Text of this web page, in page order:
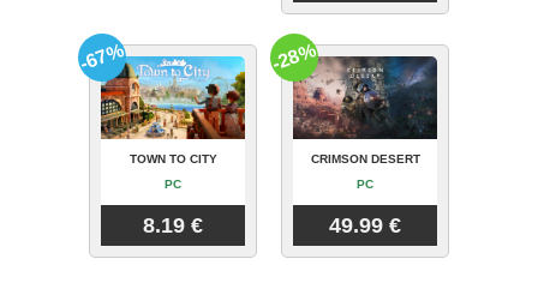
TOWN TO CITY
PC
8.19 €
-67%
CRIMSON DESERT
PC
49.99 €
-28%